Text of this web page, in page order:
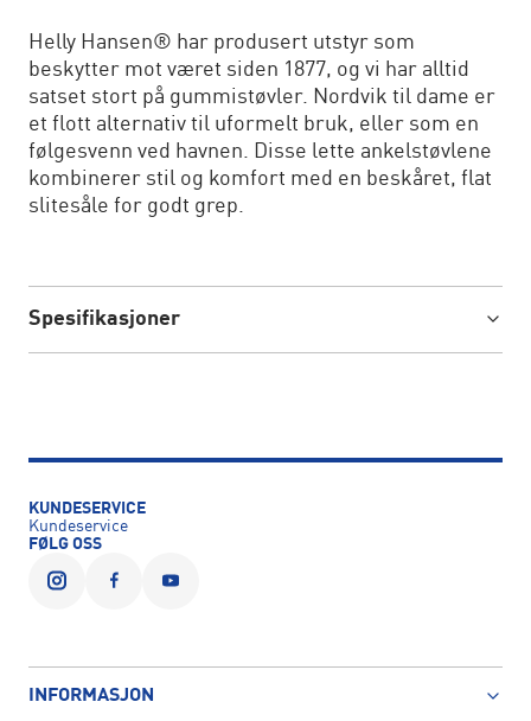
Helly Hansen® har produsert utstyr som
beskytter mot været siden 1877, og vi har alltid
satset stort på gummistøvler. Nordvik til dame er
et flott alternativ til uformelt bruk, eller som en
følgesvenn ved havnen. Disse lette ankelstøvlene
kombinerer stil og komfort med en beskåret, flat
slitesåle for godt grep.
Spesifikasjoner
KUNDESERVICE
Kundeservice
FØLG OSS
INFORMASJON